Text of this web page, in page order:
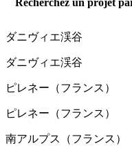
ダニヴィエ渓谷
ダニヴィエ渓谷
ピレネー（フランス）
ピレネー（フランス）
南アルプス（フランス）